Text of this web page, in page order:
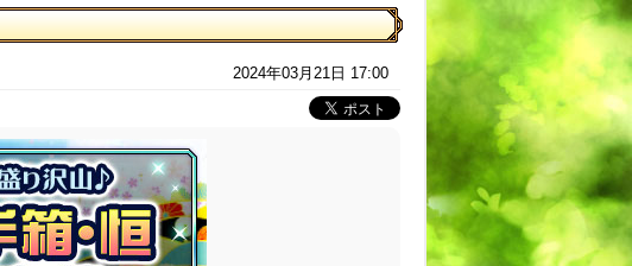
2024年03月21日 17:00